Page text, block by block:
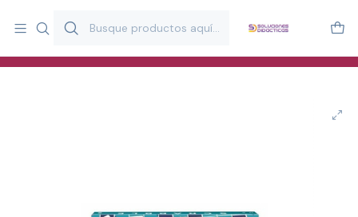
y estimulación infantil en Chile.
Especialistas en recursos educativos para aulas, terapeutas y